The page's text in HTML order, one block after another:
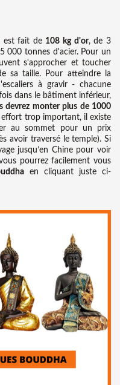
fait de 108 kg d'or, de 3
000 tonnes d'acier. Pour un
s'approcher et toucher
sa taille. Pour atteindre la
à gravir - chacune
dans le bâtiment inférieur,
devrez monter plus de 1000
effort trop important, il existe
au sommet pour un prix
avoir traversé le temple). Si
jusqu’en Chine pour voir
pourrez facilement vous
en cliquant juste ci-